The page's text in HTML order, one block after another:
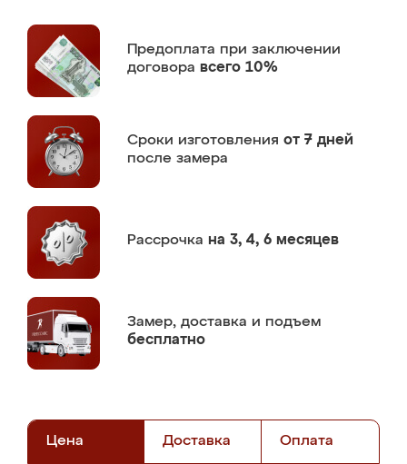
Предоплата при заключении
договора всего 10%
Сроки изготовления от 7 дней
после замера
Рассрочка на 3, 4, 6 месяцев
Замер, доставка и подъем
бесплатно
Цена Доставка Оплата